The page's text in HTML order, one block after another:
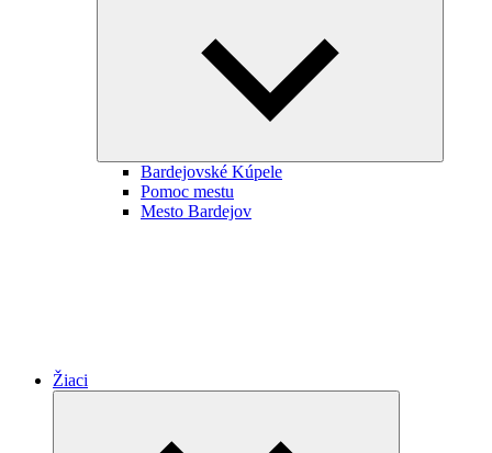
Bardejovské Kúpele
Pomoc mestu
Mesto Bardejov
Žiaci